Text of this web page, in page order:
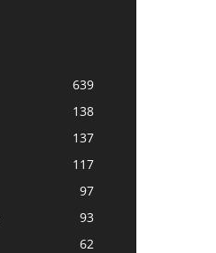
639
138
137
117
97
93
62